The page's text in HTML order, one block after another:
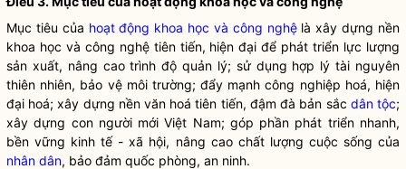
Mục tiêu của hoạt động khoa học và công nghệlà xây dựng nền
khoa học và công nghệ tiên tiến, hiện đại để phát triển lực lượng
sản xuất, nâng cao trình độ quản lý; sử dụng hợp lý tài nguyên
thiên nhiên, bảo vệ môi trường; đẩy mạnh công nghiệp hoá, hiện
đại hoá; xây dựng nền văn hoá tiên tiến, đậm đà bản sắc dân tộc;
xây dựng con người mới Việt Nam; góp phần phát triển nhanh,
bền vững kinh tế - xã hội, nâng cao chất lượng cuộc sống của
nhân dân, bảo đảm quốc phòng, an ninh.